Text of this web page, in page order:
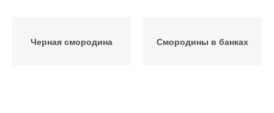
Черная смородина Смородины в банках